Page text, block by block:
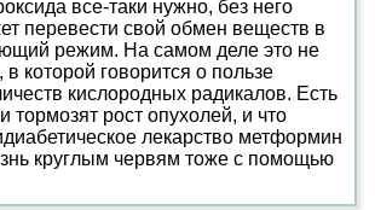
все-таки нужно, без него
перевести свой обмен веществ в
режим. На самом деле это не
которой говорится о пользе
кислородных радикалов. Есть
тормозят рост опухолей, и что
лекарство метформин
круглым червям тоже с помощью